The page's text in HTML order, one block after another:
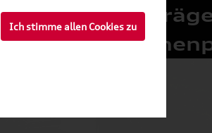
Ich stimme allen Cookies zu